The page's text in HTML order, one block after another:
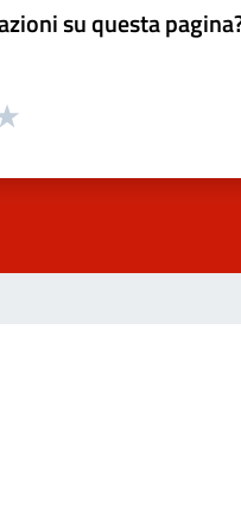
su questa